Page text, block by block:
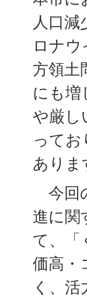
人口減
ロナ
方領土
にも増
や厳し
って
ありま
今回
進に関
て、「
価高・
く、